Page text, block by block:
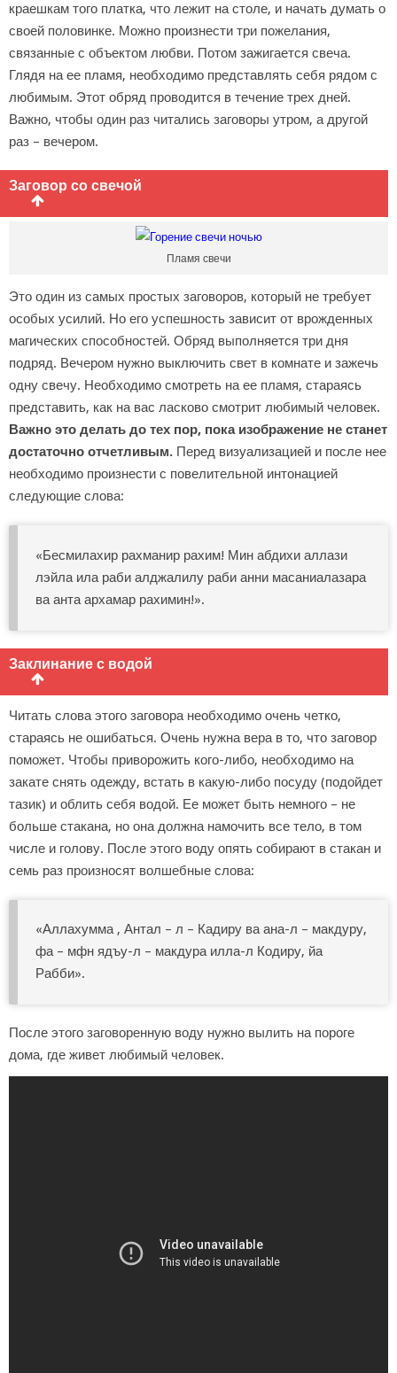
краешкам того платка, что лежит на столе, и начать думать о
своей половинке. Можно произнести три пожелания,
связанные с объектом любви. Потом зажигается свеча.
Глядя на ее пламя, необходимо представлять себя рядом с
любимым. Этот обряд проводится в течение трех дней.
Важно, чтобы один раз читались заговоры утром, а другой
раз – вечером.
Заговор со свечой
Пламя свечи
Это один из самых простых заговоров, который не требует
особых усилий. Но его успешность зависит от врожденных
магических способностей. Обряд выполняется три дня
подряд. Вечером нужно выключить свет в комнате и зажечь
одну свечу. Необходимо смотреть на ее пламя, стараясь
представить, как на вас ласково смотрит любимый человек.
Важно это делать до тех пор, пока изображение не станет
достаточно отчетливым. Перед визуализацией и после нее
необходимо произнести с повелительной интонацией
следующие слова:
«Бесмилахир рахманир рахим! Мин абдихи аллази
лэйла ила раби алджалилу раби анни масаниалазара
ва анта архамар рахимин!».
Заклинание с водой
Читать слова этого заговора необходимо очень четко,
стараясь не ошибаться. Очень нужна вера в то, что заговор
поможет. Чтобы приворожить кого-либо, необходимо на
закате снять одежду, встать в какую-либо посуду (подойдет
тазик) и облить себя водой. Ее может быть немного – не
больше стакана, но она должна намочить все тело, в том
числе и голову. После этого воду опять собирают в стакан и
семь раз произносят волшебные слова:
«Аллахумма , Антал – л – Кадиру ва ана-л – макдуру,
фа – мфн ядъу-л – макдура илла-л Кодиру, йа
Рабби».
После этого заговоренную воду нужно вылить на пороге
дома, где живет любимый человек.